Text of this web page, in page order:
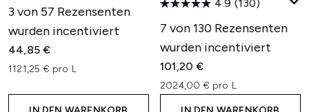
3 von 57 Rezensenten
wurden incentiviert
44,85 €
1121,25 € pro L
4.9 (130)
7 von 130 Rezensenten
wurden incentiviert
101,20 €
2024,00 € pro L